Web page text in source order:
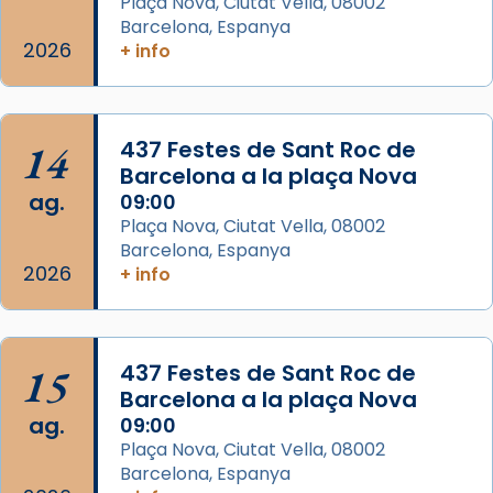
col·laboradors, a la Catedral de Barcelona.
L’arquebisbe de Barcelona, el cardenal Joan
📸 Dr. G. Simón
Photo
View on Facebook · Share
Memòria de les santes Juliana i
Semproniana, verges i màrtirs.
Acompanyant la història de sant Cugat, a
partir de l’Edat Mitjana sorgeix la tradició
que les santes Juliana (“relatiu a Júlia”) i
2026
Barcelona, Espanya
+ info
14
ag.
2026
437 Festes de Sant Roc de
Barcelona a la plaça Nova
09:00
Plaça Nova, Ciutat Vella, 08002
Barcelona, Espanya
+ info
15
ag.
437 Festes de Sant Roc de
Barcelona a la plaça Nova
09:00
Plaça Nova, Ciutat Vella, 08002
Barcelona, Espanya